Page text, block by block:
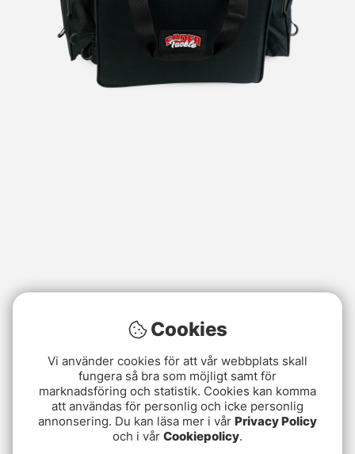
Cookies
Vi använder cookies för att vår webbplats skall
fungera så bra som möjligt samt för
marknadsföring och statistik. Cookies kan komma
att användas för personlig och icke personlig
annonsering. Du kan läsa mer i vår Privacy Policy
och i vår Cookiepolicy.